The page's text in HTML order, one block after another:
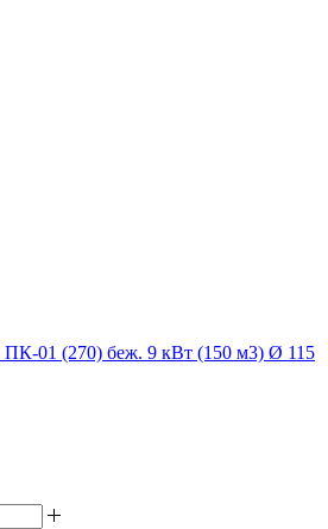
01 (270) беж. 9 кВт (150 м3) Ø 115